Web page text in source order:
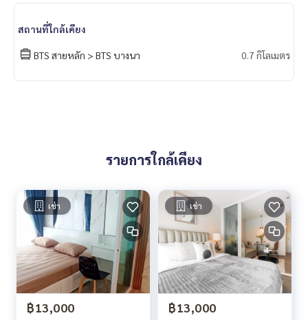
สถานที่ใกล้เคียง
BTS สายหลัก > BTS บางนา 0.7 กิโลเมตร
รายการใกล้เคียง
เช่า
฿13,000
เช่า
฿13,000